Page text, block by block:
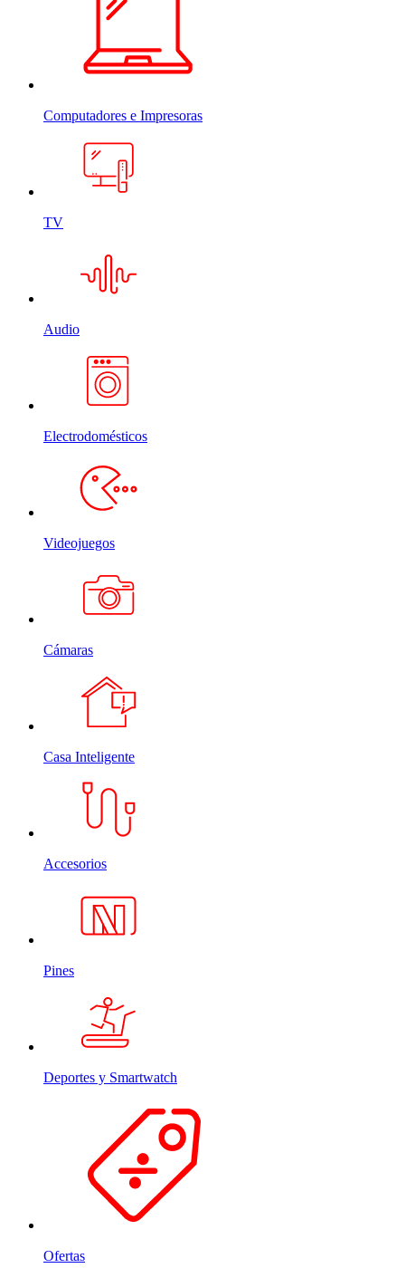
Computadores e Impresoras
TV
Audio
Electrodomésticos
Videojuegos
Cámaras
Casa Inteligente
Accesorios
Pines
Deportes y Smartwatch
Ofertas